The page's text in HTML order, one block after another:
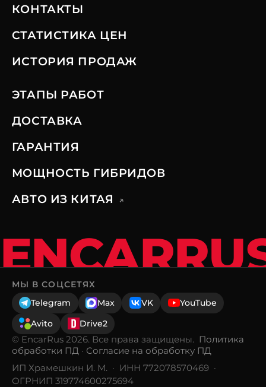
КОНТАКТЫ
СТАТИСТИКА ЦЕН
ИСТОРИЯ ПРОДАЖ
ЭТАПЫ РАБОТ
ДОСТАВКА
ГАРАНТИЯ
МОЩНОСТЬ ГИБРИДОВ
АВТО ИЗ КИТАЯ
↗
МЫ В СОЦСЕТЯХ
Telegram
Max VK YouTube
Avito Drive2
© EncarRus 2026. Все права защищены. Политика
обработки ПД · Согласие на обработку ПД
ИП Храмешкин И. М. · ИНН 772078570469 ·
ОГРНИП 319774600275694